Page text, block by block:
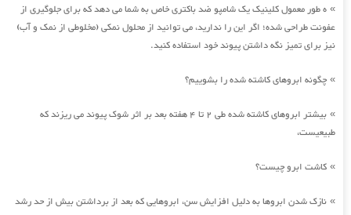
» ه طور معمول کلینیک یک شامپو ضد باکتری خاص به شما می دهد که برای جلوگیری از
عفونت طراحی شده؛ اگر این را ندارید، می توانید از محلول نمکی (مخلوطی از نمک و آب)
نیز برای تمیز نگه داشتن پیوند خود استفاده کنید.
» چگونه ابروهای کاشته شده را بشوییم؟
»
بیشتر ابروهای کاشته شده طی 2 تا 4 هفته بعد بر اثر شوک پیوند می ریزند که
طبیعیست،
» کاشت ابرو چیست؟
» نازک شدن ابروها به دلیل افزایش سن، ابروهایی که بعد از برداشتن بیش از حد رشد